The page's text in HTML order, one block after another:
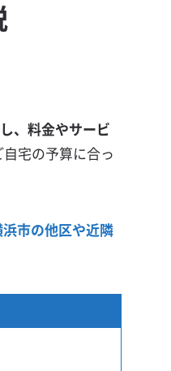
、料金やサービ
宅の予算に合っ
市の他区や近隣